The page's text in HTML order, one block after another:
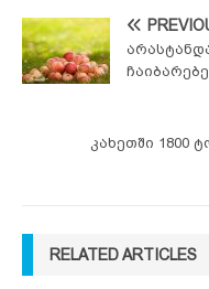
კახეთში 1800
RELATED ARTICLES